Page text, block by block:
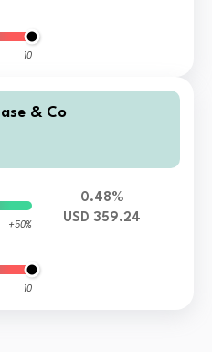
10
& Co
+50%
10
0.48%
USD 359.24